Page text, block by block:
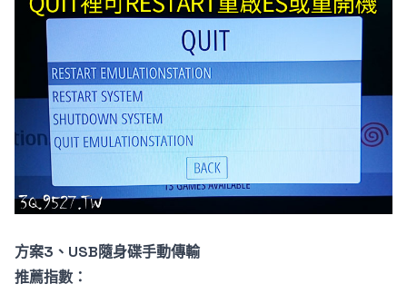
方案3、USB隨身碟手動傳輸
推薦指數：